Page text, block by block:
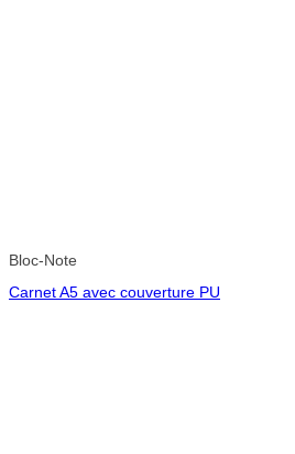
Bloc-Note
Carnet A5 avec couverture PU